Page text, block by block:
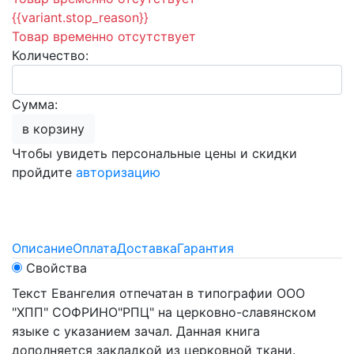
{{variant.stop_reason}}
Товар временно отсутствует
Количество:
Сумма:
в корзину
Чтобы увидеть персональные цены и скидки
пройдите авторизацию
ОписаниеОплатаДоставкаГарантия
Свойства
Текст Евангелия отпечатан в типографии ООО
"ХПП" СОФРИНО"РПЦ" на церковно-славянском
языке с указанием зачал. Данная книга
дополняется закладкой из церковной ткани.